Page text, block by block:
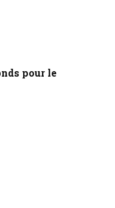
pour le